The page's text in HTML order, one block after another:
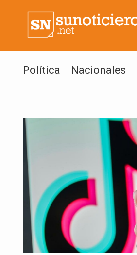
Política Nacionales